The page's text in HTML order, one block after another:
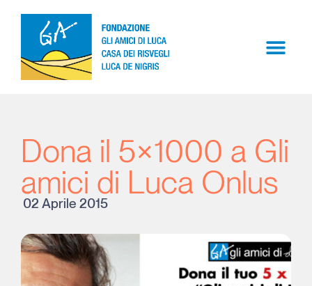
Dona il 5×1000 a Gli
amici di Luca Onlus
02 Aprile 2015